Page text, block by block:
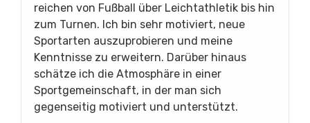
reichen von Fußball über Leichtathletik bis hin
zum Turnen. Ich bin sehr motiviert, neue
Sportarten auszuprobieren und meine
Kenntnisse zu erweitern. Darüber hinaus
schätze ich die Atmosphäre in einer
Sportgemeinschaft, in der man sich
gegenseitig motiviert und unterstützt.